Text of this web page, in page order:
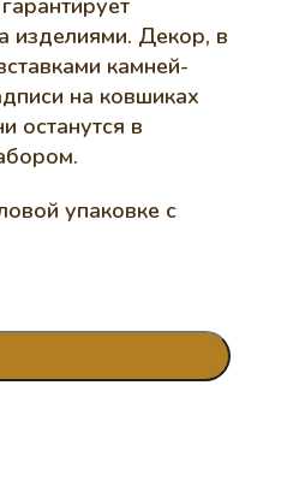
изделиями. Декор, в
камней-
на ковшиках
останутся в
упаковке с